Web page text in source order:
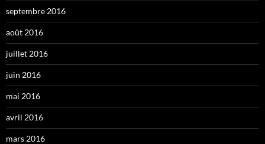
septembre 2016
août 2016
juillet 2016
juin 2016
mai 2016
avril 2016
mars 2016